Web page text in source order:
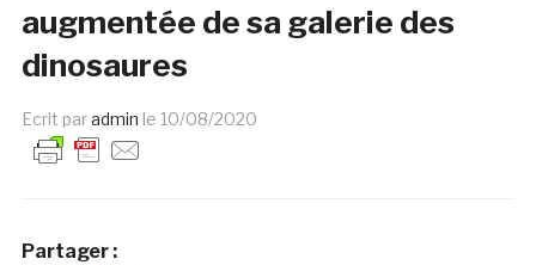
augmentée de sa galerie des
dinosaures
Ecrit paradmin le 10/08/2020
Partager :